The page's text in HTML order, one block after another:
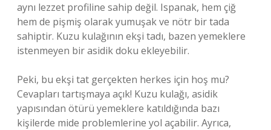
aynı lezzet profiline sahip değil. Ispanak, hem çiğ
hem de pişmiş olarak yumuşak ve nötr bir tada
sahiptir. Kuzu kulağının ekşi tadı, bazen yemeklere
istenmeyen bir asidik doku ekleyebilir.
Peki, bu ekşi tat gerçekten herkes için hoş mu?
Cevapları tartışmaya açık! Kuzu kulağı, asidik
yapısından ötürü yemeklere katıldığında bazı
kişilerde mide problemlerine yol açabilir. Ayrıca,